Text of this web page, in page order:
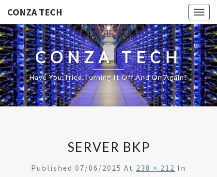
CONZA TECH
CONZA TECH
Have You Tried Turning It Off And On Again?
SERVER BKP
Published 07/06/2025 At 238 × 212 In